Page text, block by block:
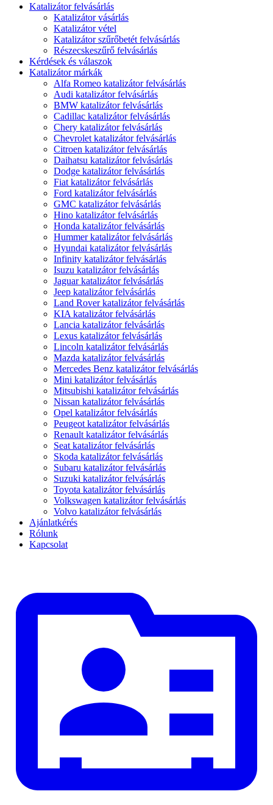
Katalizátor felvásárlás
Katalizátor vásárlás
Katalizátor vétel
Katalizátor szűrőbetét felvásárlás
Részecskeszűrő felvásárlás
Kérdések és válaszok
Katalizátor márkák
Alfa Romeo katalizátor felvásárlás
Audi katalizátor felvásárlás
BMW katalizátor felvásárlás
Cadillac katalizátor felvásárlás
Chery katalizátor felvásárlás
Chevrolet katalizátor felvásárlás
Citroen katalizátor felvásárlás
Daihatsu katalizátor felvásárlás
Dodge katalizátor felvásárlás
Fiat katalizátor felvásárlás
Ford katalizátor felvásárlás
GMC katalizátor felvásárlás
Hino katalizátor felvásárlás
Honda katalizátor felvásárlás
Hummer katalizátor felvásárlás
Hyundai katalizátor felvásárlás
Infinity katalizátor felvásárlás
Isuzu katalizátor felvásárlás
Jaguar katalizátor felvásárlás
Jeep katalizátor felvásárlás
Land Rover katalizátor felvásárlás
KIA katalizátor felvásárlás
Lancia katalizátor felvásárlás
Lexus katalizátor felvásárlás
Lincoln katalizátor felvásárlás
Mazda katalizátor felvásárlás
Mercedes Benz katalizátor felvásárlás
Mini katalizátor felvásárlás
Mitsubishi katalizátor felvásárlás
Nissan katalizátor felvásárlás
Opel katalizátor felvásárlás
Peugeot katalizátor felvásárlás
Renault katalizátor felvásárlás
Seat katalizátor felvásárlás
Skoda katalizátor felvásárlás
Subaru katalizátor felvásárlás
Suzuki katalizátor felvásárlás
Toyota katalizátor felvásárlás
Volkswagen katalizátor felvásárlás
Volvo katalizátor felvásárlás
Ajánlatkérés
Rólunk
Kapcsolat